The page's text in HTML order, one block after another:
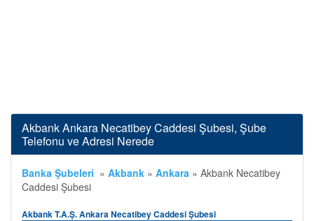
Akbank Ankara Necatibey Caddesi Şubesi, Şube
Telefonu ve Adresi Nerede
Banka Şubeleri » Akbank » Ankara » Akbank Necatibey
Caddesi Şubesi
Akbank T.A.Ş. Ankara Necatibey Caddesi Şubesi